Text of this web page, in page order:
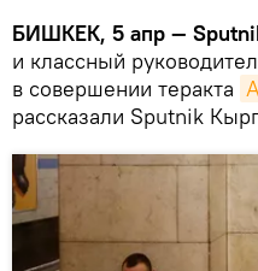
БИШКЕК, 5 апр —
и классный
в совершении теракта
рассказали Sputnik